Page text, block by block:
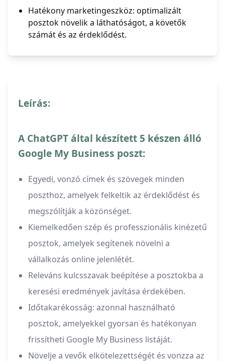
Hatékony marketingeszköz: optimalizált
posztok növelik a láthatóságot, a követők
számát és az érdeklődést.
Leírás:
A ChatGPT által készített 5 készen álló
Google My Business poszt:
Egyedi, vonzó címek és szövegek minden
poszthoz, amelyek felkeltik az érdeklődést és
megszólítják a közönséget.
Kiemelkedően szép és professzionális kinézetű
posztok, amelyek segítenek növelni a
vállalkozás online jelenlétét.
Releváns kulcsszavak beépítése a posztokba a
keresési eredmények javítása érdekében.
Időtakarékosság: azonnal használható
posztok, amelyekkel gyorsan és hatékonyan
frissítheti Google My Business listáját.
Növelje a vevők elkötelezettségét és vonzza az